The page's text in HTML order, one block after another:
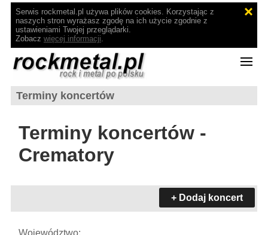
Serwis rockmetal.pl używa plików cookies. Korzystając z
naszych stron wyrażasz zgodę na ich użycie zgodnie z
ustawieniami Twojej przeglądarki.
Zobacz więcej informacji.
Terminy koncertów
Terminy koncertów -
Crematory
+ Dodaj koncert
Województwo: